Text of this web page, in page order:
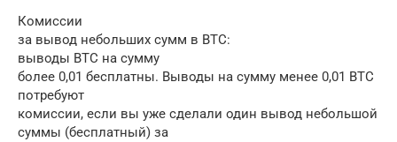
Комиссии
за вывод небольших сумм в BTC:
выводы BTC на сумму
более 0,01 бесплатны. Выводы на сумму менее 0,01 BTC
потребуют
комиссии, если вы уже сделали один вывод небольшой
суммы (бесплатный) за